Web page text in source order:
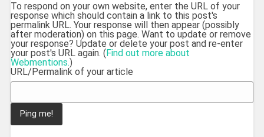
To respond on your own website, enter the URL of your
response which should contain a link to this post's
permalink URL. Your response will then appear (possibly
after moderation) on this page. Want to update or remove
your response? Update or delete your post and re-enter
your post's URL again. ( Find out more about
Webmentions.)
URL/Permalink of your article